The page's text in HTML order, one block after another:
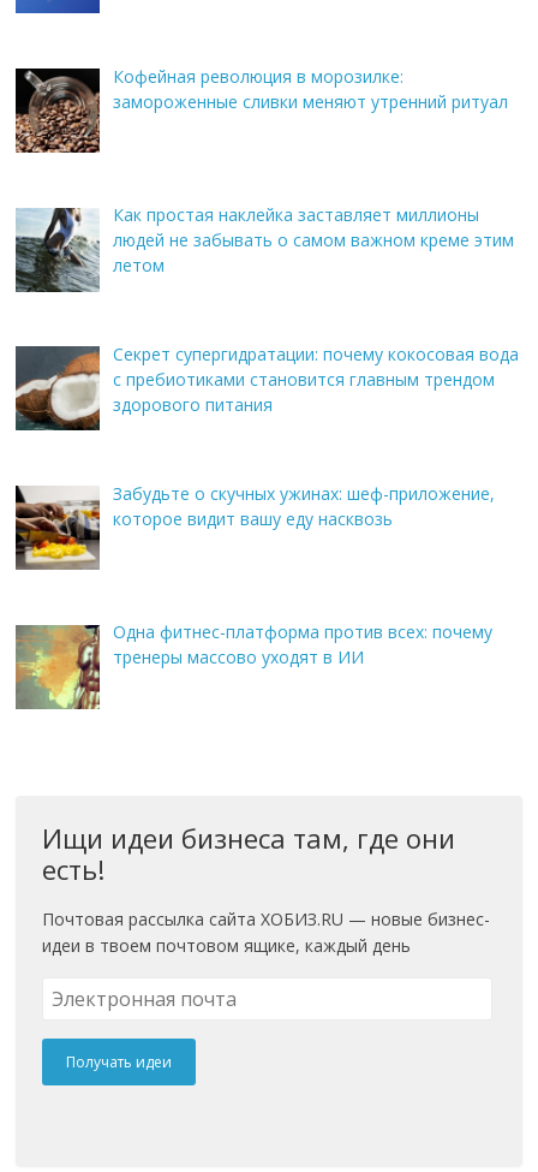
Кофейная революция в морозилке:
замороженные сливки меняют утренний ритуал
Как простая наклейка заставляет миллионы
людей не забывать о самом важном креме этим
летом
Секрет супергидратации: почему кокосовая вода
с пребиотиками становится главным трендом
здорового питания
Забудьте о скучных ужинах: шеф-приложение,
которое видит вашу еду насквозь
Одна фитнес-платформа против всех: почему
тренеры массово уходят в ИИ
Ищи идеи бизнеса там, где они
есть!
Почтовая рассылка сайта ХОБИЗ.RU — новые бизнес-
идеи в твоем почтовом ящике, каждый день